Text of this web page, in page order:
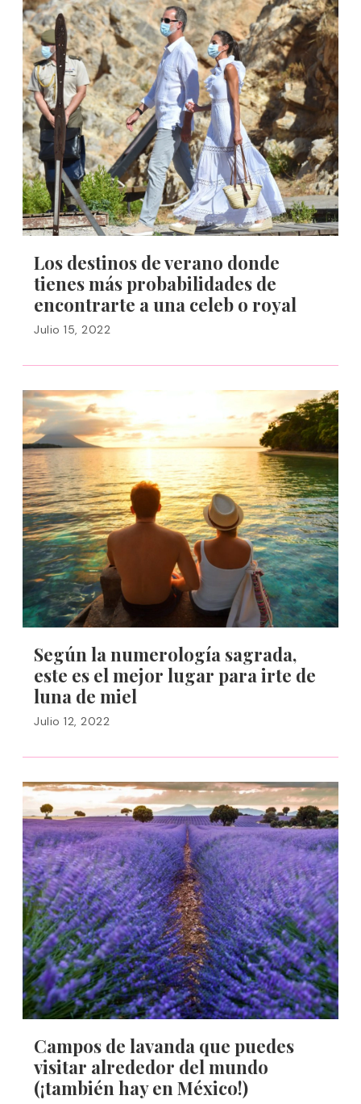
Los destinos de verano donde
tienes más probabilidades de
encontrarte a una celeb o royal
Julio 15, 2022
Según la numerología sagrada,
este es el mejor lugar para irte de
luna de miel
Julio 12, 2022
Campos de lavanda que puedes
visitar alrededor del mundo
(¡también hay en México!)